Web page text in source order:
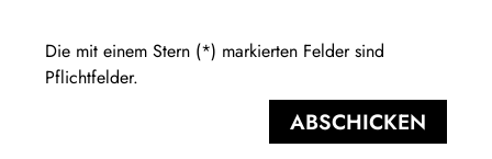
Die mit einem Stern (*) markierten Felder sind
Pflichtfelder.
ABSCHICKEN